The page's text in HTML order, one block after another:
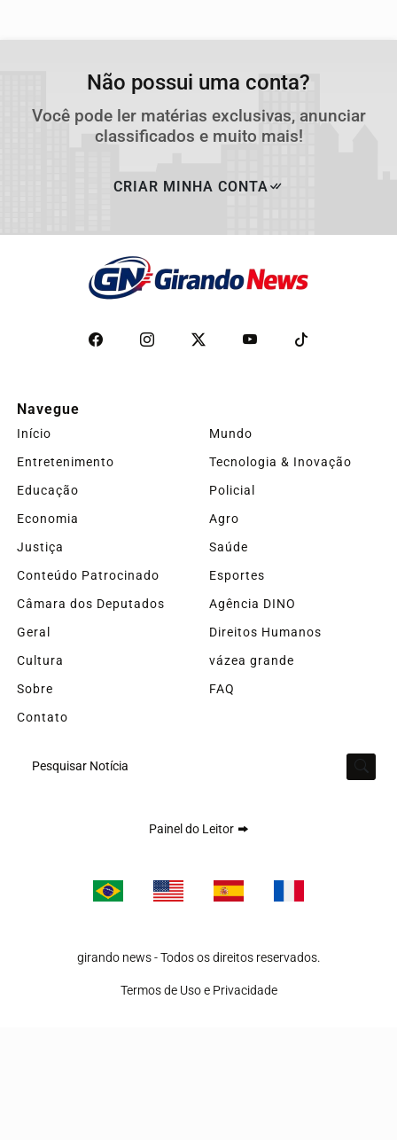
Não possui uma conta?
Você pode ler matérias exclusivas, anunciar
classificados e muito mais!
CRIAR MINHA CONTA
Navegue
Início
Mundo
Entretenimento
Tecnologia & Inovação
Educação
Policial
Economia
Agro
Justiça
Saúde
Conteúdo Patrocinado
Esportes
Câmara dos Deputados
Agência DINO
Geral
Direitos Humanos
Cultura
vázea grande
Sobre
FAQ
Contato
Pesquisar Notícia
Painel do Leitor
girando news - Todos os direitos reservados.
Termos de Uso e Privacidade